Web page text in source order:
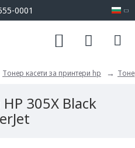
0001
Тонер касети за принтери hp
305X Black